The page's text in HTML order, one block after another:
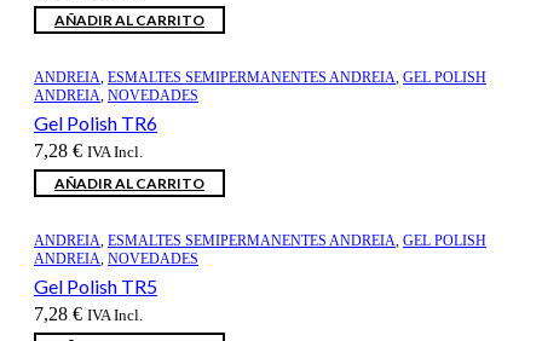
AÑADIR AL CARRITO
ANDREIA, ESMALTES SEMIPERMANENTES ANDREIA, GEL POLISH
ANDREIA, NOVEDADES
Gel Polish TR6
7,28 € IVA Incl.
AÑADIR AL CARRITO
ANDREIA, ESMALTES SEMIPERMANENTES ANDREIA, GEL POLISH
ANDREIA, NOVEDADES
Gel Polish TR5
7,28 € IVA Incl.